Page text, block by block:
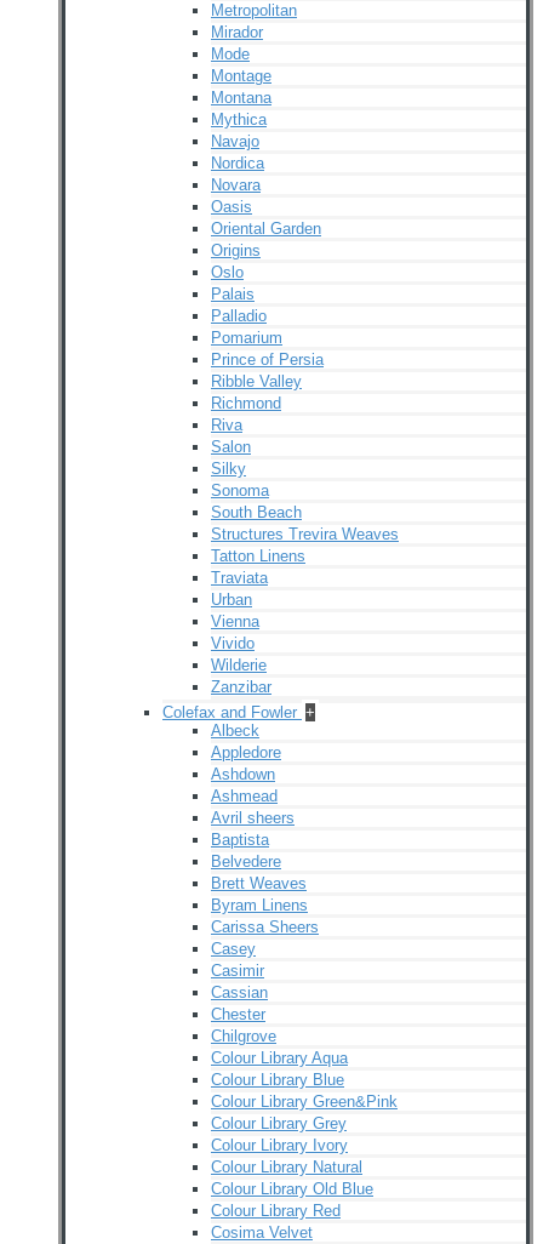
Metropolitan
Mirador
Mode
Montage
Montana
Mythica
Navajo
Nordica
Novara
Oasis
Oriental Garden
Origins
Oslo
Palais
Palladio
Pomarium
Prince of Persia
Ribble Valley
Richmond
Riva
Salon
Silky
Sonoma
South Beach
Structures Trevira Weaves
Tatton Linens
Traviata
Urban
Vienna
Vivido
Wilderie
Zanzibar
Colefax and Fowler +
Albeck
Appledore
Ashdown
Ashmead
Avril sheers
Baptista
Belvedere
Brett Weaves
Byram Linens
Carissa Sheers
Casey
Casimir
Cassian
Chester
Chilgrove
Colour Library Aqua
Colour Library Blue
Colour Library Green&Pink
Colour Library Grey
Colour Library Ivory
Colour Library Natural
Colour Library Old Blue
Colour Library Red
Cosima Velvet